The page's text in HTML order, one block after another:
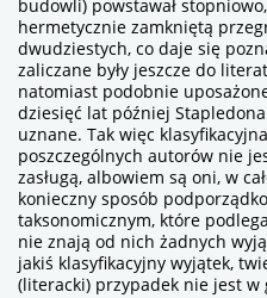
budowli) powstawał
hermetycznie zamkniętą
dwudziestych, co daje się
zaliczane były jeszcze do
natomiast podobnie
dziesięć lat później
uznane. Tak więc
poszczególnych autorów nie
zasługą, albowiem są oni, w
konieczny sposób
taksonomicznym, które
nie znają od nich żadnych
jakiś klasyfikacyjny wyjątek,
(literacki) przypadek nie jest w